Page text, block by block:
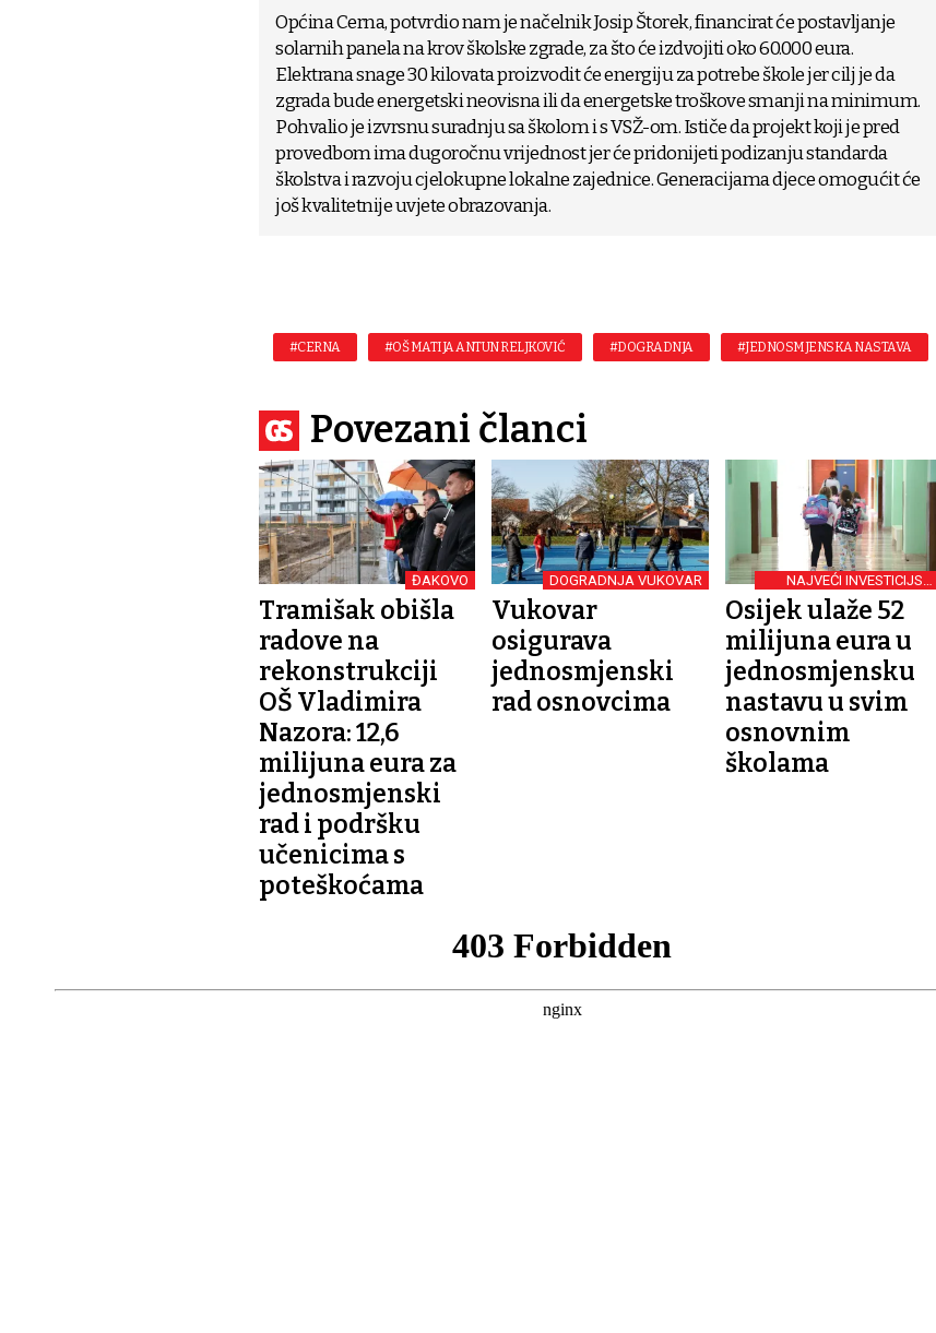
Općina Cerna, potvrdio nam je načelnik Josip Štorek, financirat će postavljanje
solarnih panela na krov školske zgrade, za što će izdvojiti oko 60.000 eura.
Elektrana snage 30 kilovata proizvodit će energiju za potrebe škole jer cilj je da
zgrada bude energetski neovisna ili da energetske troškove smanji na minimum.
Pohvalio je izvrsnu suradnju sa školom i s VSŽ-om. Ističe da projekt koji je pred
provedbom ima dugoročnu vrijednost jer će pridonijeti podizanju standarda
školstva i razvoju cjelokupne lokalne zajednice. Generacijama djece omogućit će
još kvalitetnije uvjete obrazovanja.
#CERNA #OŠ MATIJA ANTUN RELJKOVIĆ #DOGRADNJA #JEDNOSMJENSKA NASTAVA
Povezani članci
ĐAKOVO
Tramišak obišla
radove na
rekonstrukciji
OŠ Vladimira
Nazora: 12,6
milijuna eura za
jednosmjenski
rad i podršku
učenicima s
poteškoćama
DOGRADNJA VUKOVAR
Vukovar
osigurava
jednosmjenski
rad osnovcima
NAJVEĆI INVESTICIJSKI
CIKLUS
Osijek ulaže 52
milijuna eura u
jednosmjensku
nastavu u svim
osnovnim
školama